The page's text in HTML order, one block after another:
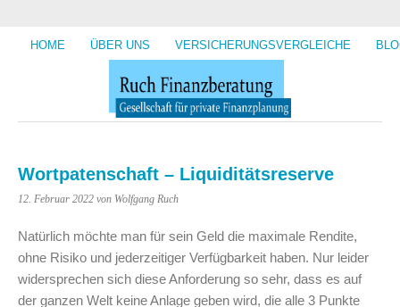
HOME ÜBER UNS VERSICHERUNGSVERGLEICHE
Wortpatenschaft – Liquiditätsreserve
12. Februar 2022 von Wolfgang Ruch
Natürlich möchte man für sein Geld die maximale Rendite,
ohne Risiko und jederzeitiger Verfügbarkeit haben. Nur leider
widersprechen sich diese Anforderung so sehr, dass es auf
der ganzen Welt keine Anlage geben wird, die alle 3 Punkte